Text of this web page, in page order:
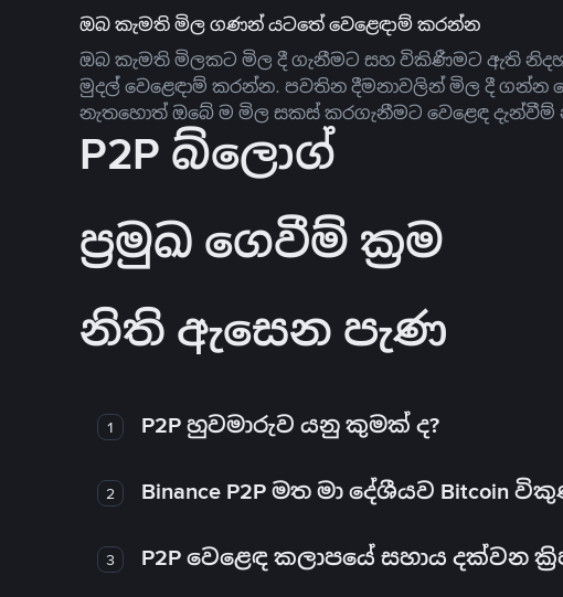
ඔබ කැමති මිල ගණන් යටතේ වෙළෙඳාම් කරන්න
ඔබ කැමති මිලකට මිල දී ගැනීමට සහ විකිණීමට ඇති
මුදල් වෙළෙඳාම් කරන්න. පවතින දීමනාවලින් මිල දී
නැතහොත් ඔබේ ම මිල සකස් කරගැනීමට වෙළෙඳ
P2P බ්ලොග්
ප්‍රමුඛ ගෙවීම් ක්‍රම
නිති ඇසෙන පැණ
1 P2P හුවමාරුව යනු කුමක් ද?
2 Binance P2P මත මා දේශීයව Bitcoin
3 P2P වෙළෙඳ කලාපයේ සහාය දක්වන